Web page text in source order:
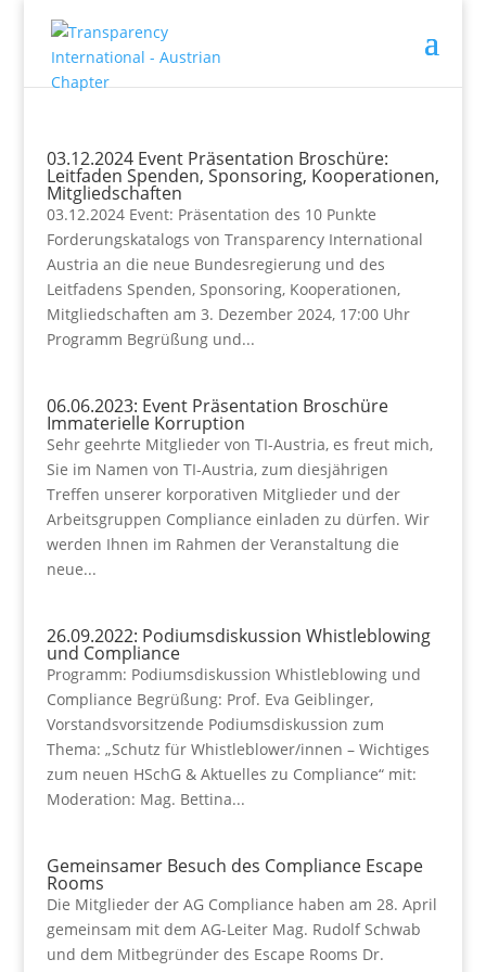
03.12.2024 Event Präsentation Broschüre:
Leitfaden Spenden, Sponsoring, Kooperationen,
Mitgliedschaften
03.12.2024 Event: Präsentation des 10 Punkte
Forderungskatalogs von Transparency International
Austria an die neue Bundesregierung und des
Leitfadens Spenden, Sponsoring, Kooperationen,
Mitgliedschaften am 3. Dezember 2024, 17:00 Uhr
Programm Begrüßung und...
06.06.2023: Event Präsentation Broschüre
Immaterielle Korruption
Sehr geehrte Mitglieder von TI-Austria, es freut mich,
Sie im Namen von TI-Austria, zum diesjährigen
Treffen unserer korporativen Mitglieder und der
Arbeitsgruppen Compliance einladen zu dürfen. Wir
werden Ihnen im Rahmen der Veranstaltung die
neue...
26.09.2022: Podiumsdiskussion Whistleblowing
und Compliance
Programm: Podiumsdiskussion Whistleblowing und
Compliance Begrüßung: Prof. Eva Geiblinger,
Vorstandsvorsitzende Podiumsdiskussion zum
Thema: „Schutz für Whistleblower/innen – Wichtiges
zum neuen HSchG & Aktuelles zu Compliance“ mit:
Moderation: Mag. Bettina...
Gemeinsamer Besuch des Compliance Escape
Rooms
Die Mitglieder der AG Compliance haben am 28. April
gemeinsam mit dem AG-Leiter Mag. Rudolf Schwab
und dem Mitbegründer des Escape Rooms Dr.